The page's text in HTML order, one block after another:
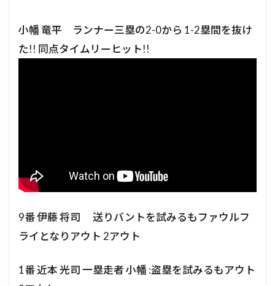
小幡 竜平 ランナー三塁の2-0から 1-2塁間を抜け
た!! 同点タイムリーヒット!!
9番 伊藤 将司 送りバントを試みるもファウルフ
ライとなりアウト 2アウト
1番 近本 光司 一塁走者 小幡 :盗塁を試みるもアウト